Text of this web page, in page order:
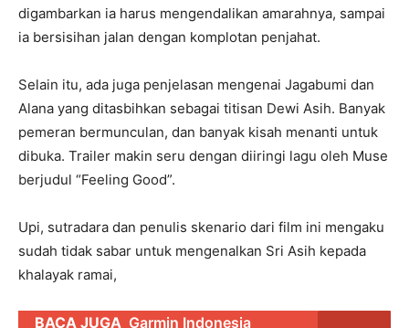
digambarkan ia harus mengendalikan amarahnya, sampai
ia bersisihan jalan dengan komplotan penjahat.
Selain itu, ada juga penjelasan mengenai Jagabumi dan
Alana yang ditasbihkan sebagai titisan Dewi Asih. Banyak
pemeran bermunculan, dan banyak kisah menanti untuk
dibuka. Trailer makin seru dengan diiringi lagu oleh Muse
berjudul “Feeling Good”.
Upi, sutradara dan penulis skenario dari film ini mengaku
sudah tidak sabar untuk mengenalkan Sri Asih kepada
khalayak ramai,
BACA JUGA Garmin Indonesia